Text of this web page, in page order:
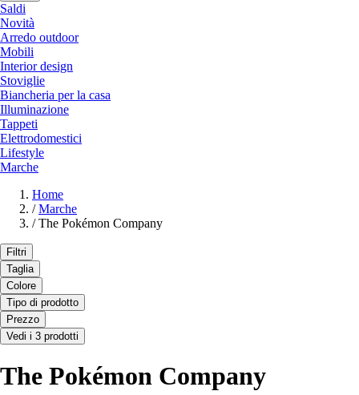
Saldi
Novità
Arredo outdoor
Mobili
Interior design
Stoviglie
Biancheria per la casa
Illuminazione
Tappeti
Elettrodomestici
Lifestyle
Marche
Home
/ Marche
/ The Pokémon Company
Filtri
Taglia
Colore
Tipo di prodotto
Prezzo
Vedi i 3 prodotti
The Pokémon Company